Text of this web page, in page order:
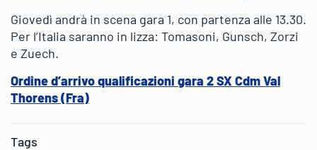
Giovedì andrà in scena gara 1, con partenza alle 13.30.
Per l’Italia saranno in lizza: Tomasoni, Gunsch, Zorzi
e Zuech.
Ordine d’arrivo qualificazioni gara 2 SX Cdm Val
Thorens (Fra)
Tags